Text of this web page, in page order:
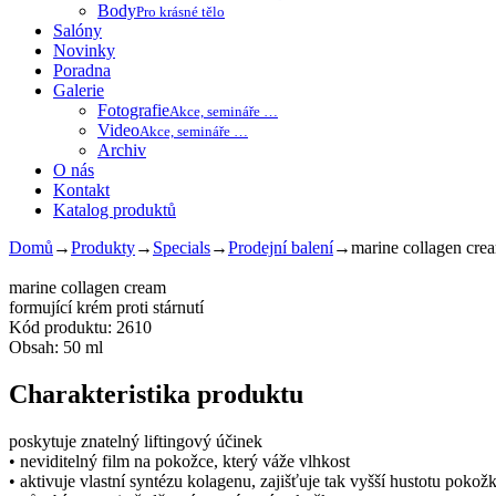
BodyPro krásné tělo
Salóny
Novinky
Poradna
Galerie
FotografieAkce, semináře …
VideoAkce, semináře …
Archiv
O nás
Kontakt
Katalog produktů
Domů →Produkty→ Specials→Prodejní balení→marine collagen
marine collagen cream
formující krém proti stárnutí
Kód produktu: 2610
Obsah: 50 ml
Charakteristika produktu
poskytuje znatelný liftingový účinek
• neviditelný film na pokožce, který váže vlhkost
• aktivuje vlastní syntézu kolagenu, zajišťuje tak vyšší hustotu